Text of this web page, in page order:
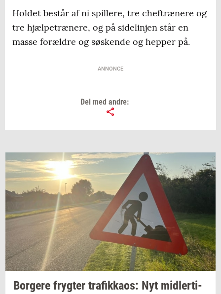
Holdet består af ni spillere, tre cheftrænere og
tre hjælpetrænere, og på sidelinjen står en
masse forældre og søskende og hepper på.
ANNONCE
Del med andre:
Bor­ge­re fryg­ter tra­fik­ka­os: Nyt mid­ler­ti­